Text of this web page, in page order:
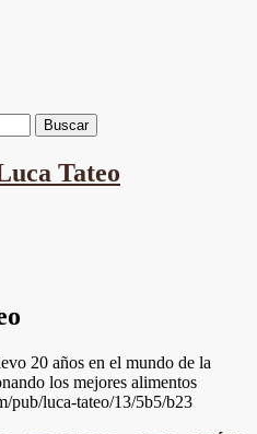
Tateo
20 años en el mundo de la
los mejores alimentos
pub/luca-tateo/13/5b5/b23